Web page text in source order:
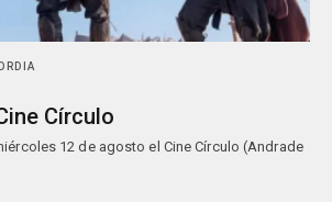
Círculo
12 de agosto el Cine Círculo (Andrade